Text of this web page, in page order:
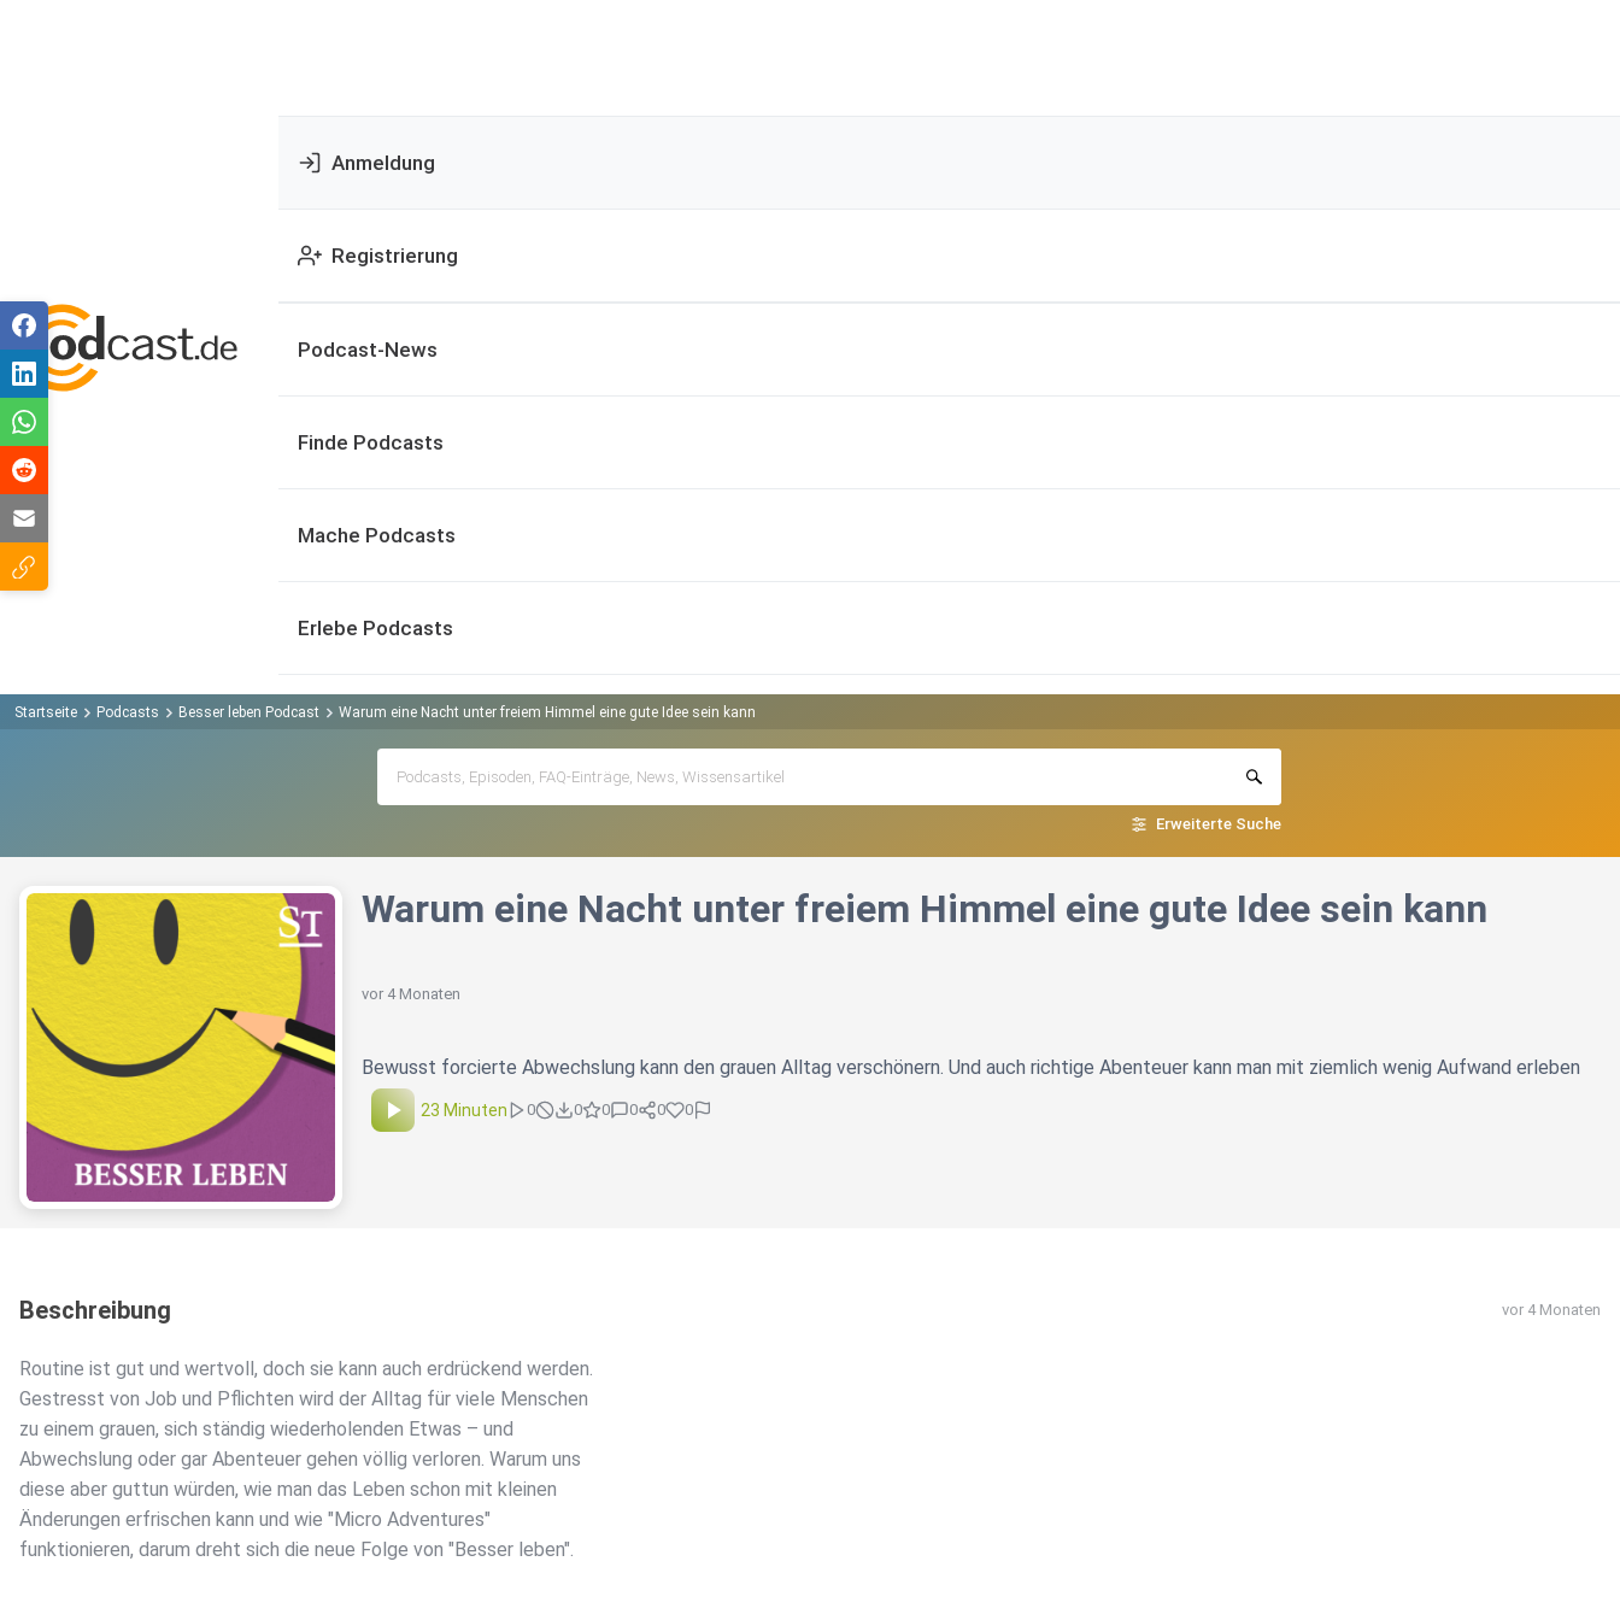
Anmeldung
Registrierung
Podcast-News
Finde Podcasts
Mache Podcasts
Erlebe Podcasts
Startseite Podcasts Besser leben Podcast Warum eine Nacht unter freiem Himmel eine gute Idee sein kann
Erweiterte Suche
Warum eine Nacht unter freiem Himmel eine gute Idee sein kann
vor 4 Monaten
Bewusst forcierte Abwechslung kann den grauen Alltag verschönern. Und auch richtige Abenteuer kann man mit ziemlich wenig Aufwand erleben
23 Minuten 0 0 0 0 0 0
Beschreibung vor 4 Monaten
Routine ist gut und wertvoll, doch sie kann auch erdrückend werden.
Gestresst von Job und Pflichten wird der Alltag für viele Menschen
zu einem grauen, sich ständig wiederholenden Etwas – und
Abwechslung oder gar Abenteuer gehen völlig verloren. Warum uns
diese aber guttun würden, wie man das Leben schon mit kleinen
Änderungen erfrischen kann und wie "Micro Adventures"
funktionieren, darum dreht sich die neue Folge von "Besser leben".